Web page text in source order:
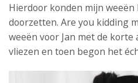
Hierdoor konden mijn
doorzetten. Are you kidding
weeën voor Jan met de
vliezen en toen begon het